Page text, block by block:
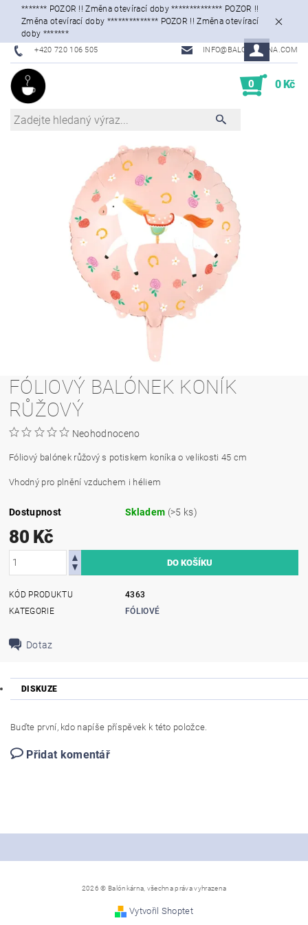
******* POZOR !! Změna otevírací doby ************** POZOR !!
Změna otevírací doby ************** POZOR !! Změna otevírací
doby *******
+420 720 106 505 INFO@BALONKARNA.COM
0 0 Kč
FÓLIOVÝ BALÓNEK KONÍK
RŮŽOVÝ
Neohodnoceno
Fóliový balónek růžový s potiskem koníka o velikosti 45 cm
Vhodný pro plnění vzduchem i héliem
Dostupnost Skladem (>5 ks)
80 Kč
KÓD PRODUKTU
4363
KATEGORIE
FÓLIOVÉ
Dotaz
DISKUZE
Buďte první, kdo napíše příspěvek k této položce.
Přidat komentář
2026 © Balónkárna, všechna práva vyhrazena
Vytvořil Shoptet